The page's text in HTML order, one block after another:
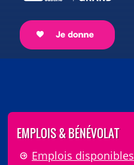
EMPLOIS & BÉNÉVOLAT
Emplois disponibles